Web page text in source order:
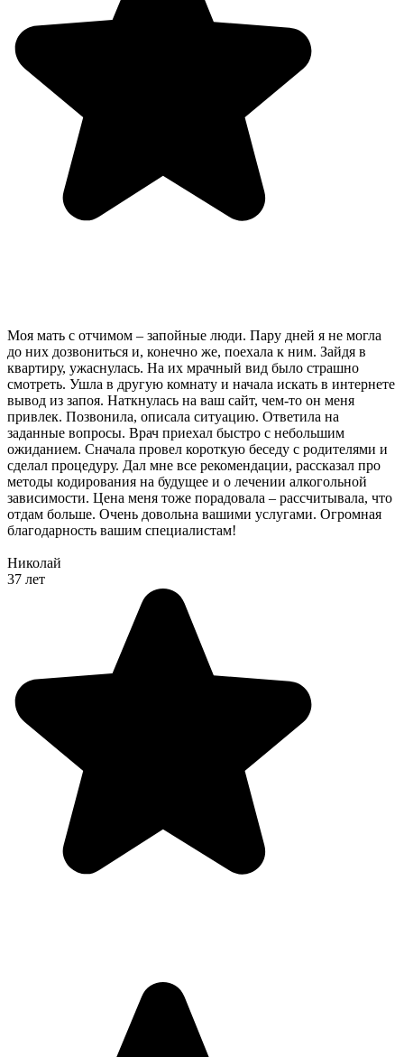
Моя мать с отчимом – запойные люди. Пару дней я не могла
до них дозвониться и, конечно же, поехала к ним. Зайдя в
квартиру, ужаснулась. На их мрачный вид было страшно
смотреть. Ушла в другую комнату и начала искать в интернете
вывод из запоя. Наткнулась на ваш сайт, чем-то он меня
привлек. Позвонила, описала ситуацию. Ответила на
заданные вопросы. Врач приехал быстро с небольшим
ожиданием. Сначала провел короткую беседу с родителями и
сделал процедуру. Дал мне все рекомендации, рассказал про
методы кодирования на будущее и о лечении алкогольной
зависимости. Цена меня тоже порадовала – рассчитывала, что
отдам больше. Очень довольна вашими услугами. Огромная
благодарность вашим специалистам!
Николай
37 лет